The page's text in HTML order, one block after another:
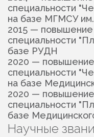
специальности
на базе МГМСУ
2015 — повышение
специальности
базе РУДН
2020 —
специальности
на базе
2020 —
специальности
базе
Научные